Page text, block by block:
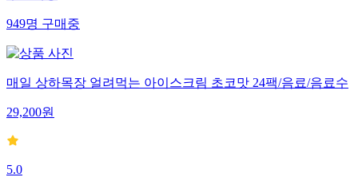
949명구매중
매일 상하목장 얼려먹는 아이스크림 초코맛 24팩/음료/음료수
29,200원
5.0